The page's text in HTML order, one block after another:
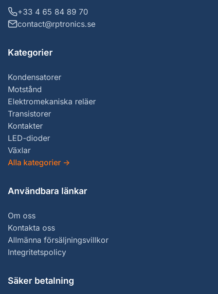
+33 4 65 84 89 70
contact@rptronics.se
Kategorier
Kondensatorer
Motstånd
Elektromekaniska reläer
Transistorer
Kontakter
LED-dioder
Växlar
Alla kategorier →
Användbara länkar
Om oss
Kontakta oss
Allmänna försäljningsvillkor
Integritetspolicy
Säker betalning